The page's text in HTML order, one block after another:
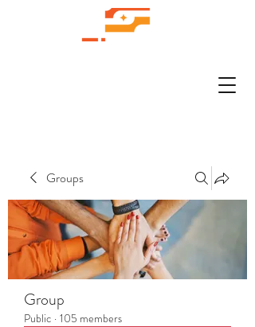
Groups
Group
Public · 105 members